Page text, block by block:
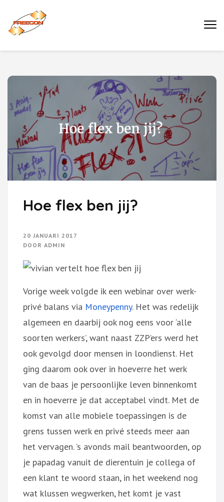
naar
inhoud
(druk
Hoe flex ben jij?
20 JANUARI 2017
DOOR ADMIN
Vorige week volgde ik een webinar over werk-
privé balans via Moneypenny. Het was redelijk
algemeen en daarbij ook nog eens voor ‘alle
soorten werkers’, want naast ZZP’ers werd het
ook gevolgd door mensen in loondienst. Het
ging daarom ook over in hoeverre het werk
van de baas je persoonlijke leven binnenkomt
en in hoeverre je dat acceptabel vindt. Met de
komst van alle mobiele toepassingen is de
grens tussen werk en privé steeds meer aan
het vervagen. ’s avonds mail beantwoorden, op
je papadag vanuit de dierentuin je collega of
een klant te woord staan, in het weekend nog
wat klussen wegwerken, het komt je vast